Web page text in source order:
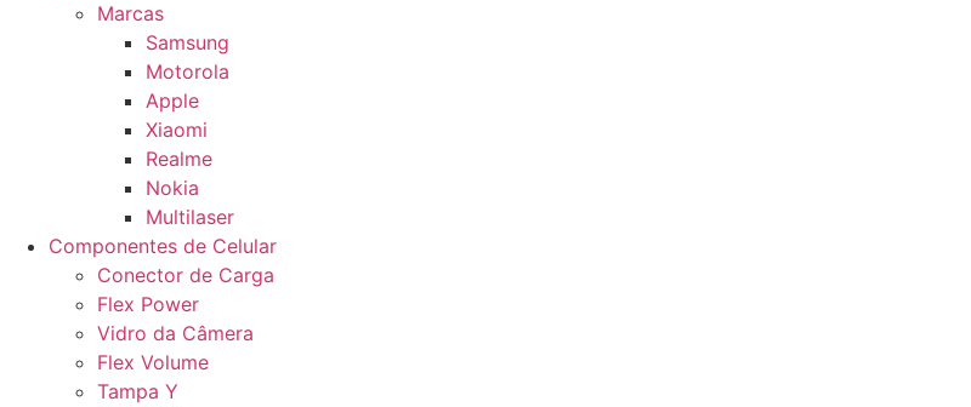
Marcas
Samsung
Motorola
Apple
Xiaomi
Realme
Nokia
Multilaser
Componentes de Celular
Conector de Carga
Flex Power
Vidro da Câmera
Flex Volume
Tampa Y